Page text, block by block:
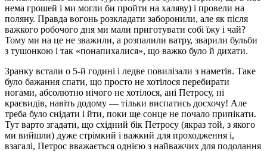
нема грошей і ми могли би пройти на халяву) і провели на
поляну. Правда вогонь розкладати заборонили, але як після
важкого робочого дня ми мали приготувати собі їжу і чай?
Тому ми на це не зважили, а розпалили ватру, зварили бульби
з тушонкою і так «понапихалися», що важко було й дихати.
Зранку встали о 5-й годині і ледве повилізали з наметів. Таке
було бажання спати, що просто не хотілося перебирати
ногами, абсолютно нічого не хотілося, ані Петросу, ні
краєвидів, навіть додому — тільки виспатись досхочу! Але
треба було снідати і йти, поки ще сонце не почало припікати.
Тут варто згадати, що східний бік Петросу (якраз той, з якого
ми вийшли) дуже стрімкий і важкий для проходження і,
взагалі, Петрос вважається однією з найважчих для подолання